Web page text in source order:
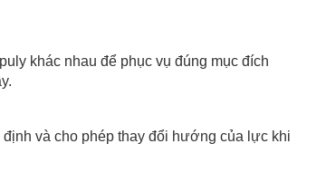
khác nhau để phục vụ đúng mục đích
và cho phép thay đổi hướng của lực khi